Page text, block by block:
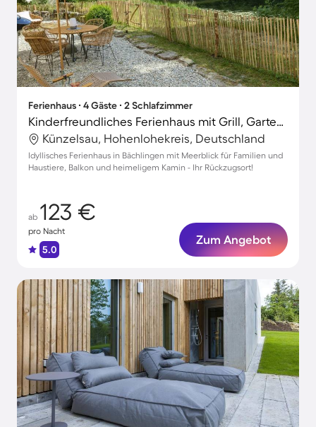
Ferienhaus ∙ 4 Gäste ∙ 2 Schlafzimmer
Kinderfreundliches Ferienhaus mit Grill, Garten und Terrasse | Meerblick | Perfekt für die Arbeit von Zuhause | Haustierfreundlich
Künzelsau, Hohenlohekreis, Deutschland
Idyllisches Ferienhaus in Bächlingen mit Meerblick für Familien und
Haustiere, Balkon und heimeligem Kamin - Ihr Rückzugsort!
ab 123 €
pro Nacht
5.0
Zum Angebot